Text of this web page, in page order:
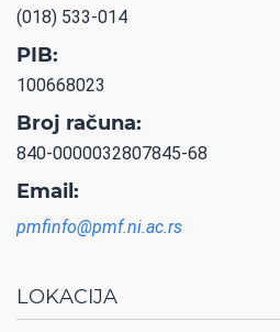
(018) 533-014
PIB:
100668023
Broj računa:
840-0000032807845-68
Email:
pmfinfo@pmf.ni.ac.rs
LOKACIJA